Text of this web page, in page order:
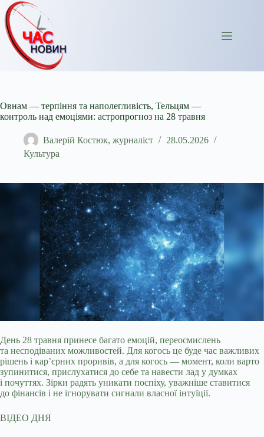
Перейти
до
вмісту
Овнам — терпіння та наполегливість, Тельцям —
контроль над емоціями: астропрогноз на 28 травня
Валерій Костюк, журналіст
28.05.2026
Культура
День 28 травня принесе багато емоцій, переосмислень
та несподіваних можливостей. Для когось це буде час важливих
рішень і кар’єрних проривів, а для когось — момент, коли варто
зупинитися, прислухатися до себе та навести лад у думках
і почуттях. Зірки радять уникати поспіху, уважніше ставитися
до фінансів і не ігнорувати сигнали власної інтуїції.
ВІДЕО ДНЯ